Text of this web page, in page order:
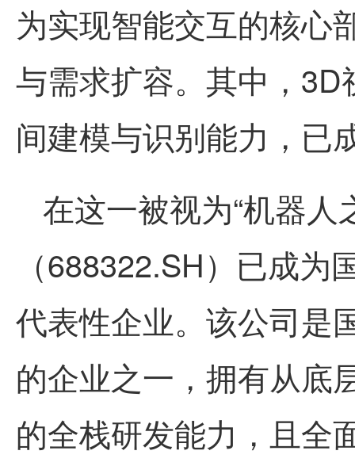
为实现智能交互的核心
与需求扩容。其中，
间建模与识别能力，已
在这一被视为“机器人
（688322.SH）已成
代表性企业。该公司是
的企业之一，拥有从底
的全栈研发能力，且全